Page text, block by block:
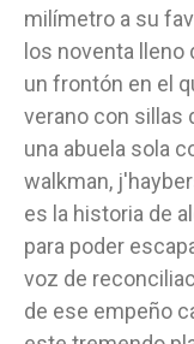
milímetro a su
los noventa lleno
un frontón en el
verano con sillas
una abuela sola
walkman,
es la historia de
para poder
voz de
de ese empeño